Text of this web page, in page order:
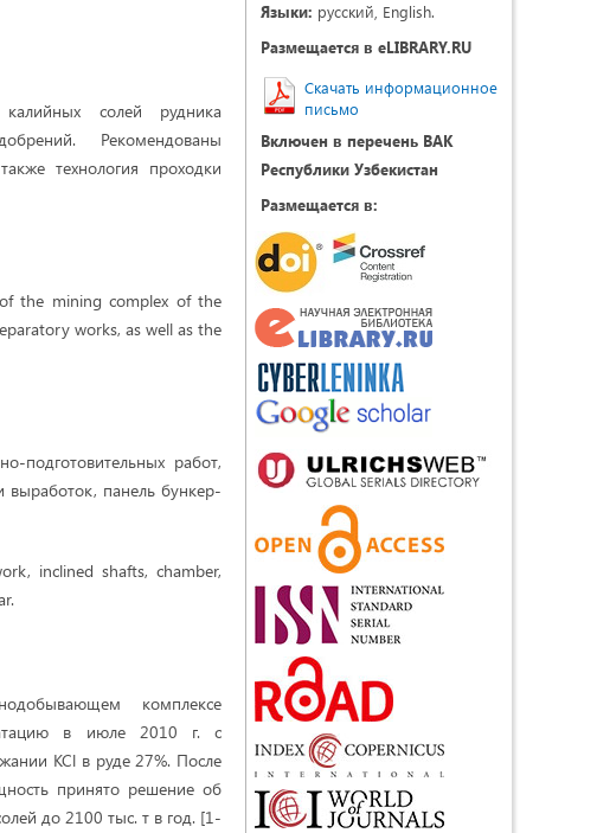
солей рудника
Рекомендованы
технология проходки
the mining complex of the
works, as well as the
подготовительных работ,
выработок, панель бункер-
inclined shafts, chamber,
комплексе
в июле 2010 г. с
КСl в руде 27%. После
принято решение об
до 2100 тыс. т в год. [1-
Языки: русский, English.
Размещается в eLIBRARY.RU
Скачать информационное
письмо
Включен в перечень ВАК
Республики Узбекистан
Размещается в: